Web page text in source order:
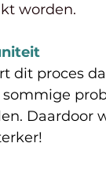
worden.
dit proces
Daardoor